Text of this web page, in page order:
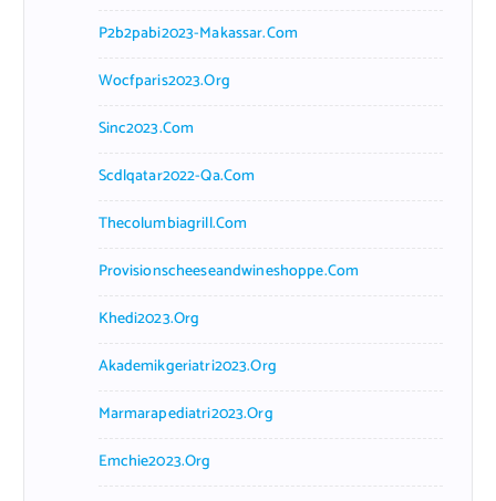
P2b2pabi2023-Makassar.com
Wocfparis2023.org
Sinc2023.com
Scdlqatar2022-Qa.com
Thecolumbiagrill.com
Provisionscheeseandwineshoppe.com
Khedi2023.org
Akademikgeriatri2023.org
Marmarapediatri2023.org
Emchie2023.org